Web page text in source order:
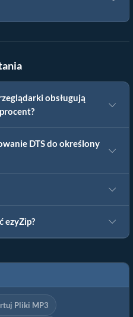
obsługują
DTS do określony
ezyZip?
Pliki MP3